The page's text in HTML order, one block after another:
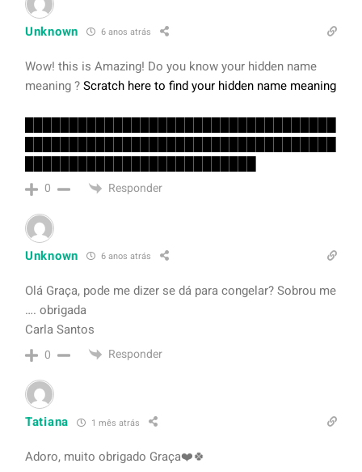
Unknown 6 anos atrás
Wow! this is Amazing! Do you know your hidden name
meaning ?Scratch here to find your hidden name meaning
0 Responder
Unknown 6 anos atrás
Olá Graça, pode me dizer se dá para congelar? Sobrou me
…. obrigada
Carla Santos
0 Responder
Tatiana 1 mês atrás
Adoro, muito obrigado Graça❤️🍀